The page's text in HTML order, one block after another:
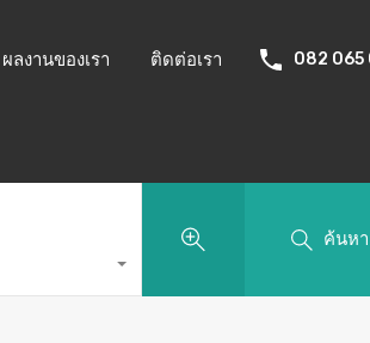
ผลงานของเรา ติดต่อเรา 082 065
ค้นหา